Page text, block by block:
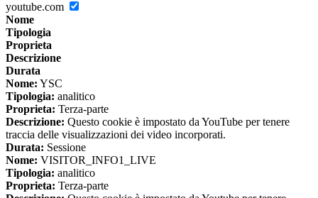
youtube.com
Nome
Tipologia
Proprieta
Descrizione
Durata
Nome: YSC
Tipologia: analitico
Proprieta: Terza-parte
Descrizione: Questo cookie è impostato da YouTube per tenere
traccia delle visualizzazioni dei video incorporati.
Durata: Sessione
Nome: VISITOR_INFO1_LIVE
Tipologia: analitico
Proprieta: Terza-parte